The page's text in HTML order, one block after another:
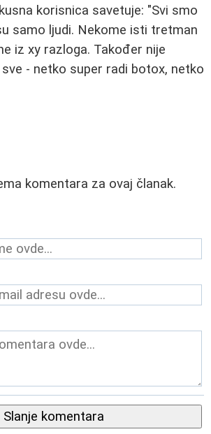
korisnica savetuje: "Svi smo
samo ljudi. Nekome isti tretman
iz xy razloga. Također nije
- netko super radi botox, netko
komentara za ovaj članak.
Slanje komentara